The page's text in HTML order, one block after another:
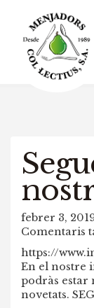
febrer 3,
Comentaris
https://
En el nostre
podràs estar
novetats.